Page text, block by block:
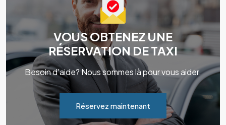
VOUS OBTENEZ UNE
RÉSERVATION DE TAXI
Besoin d'aide? Nous sommes là pour vous aider.
Réservez maintenant